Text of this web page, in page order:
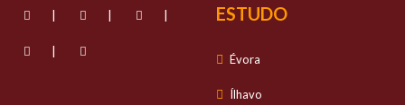
| | |
|
ESTUDO
Évora
Ílhavo